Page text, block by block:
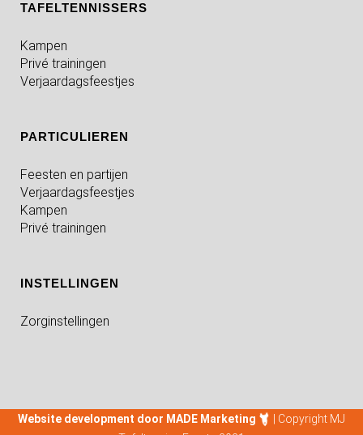
TAFELTENNISSERS
Kampen
Privé trainingen
Verjaardagsfeestjes
PARTICULIEREN
Feesten en partijen
Verjaardagsfeestjes
Kampen
Privé trainingen
INSTELLINGEN
Zorginstellingen
Website development door MADE Marketing
| Copyright MJ